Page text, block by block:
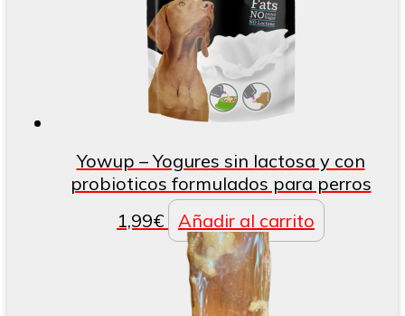
Yowup – Yogures sin lactosa y con
probioticos formulados para perros
1,99€ Añadir al carrito